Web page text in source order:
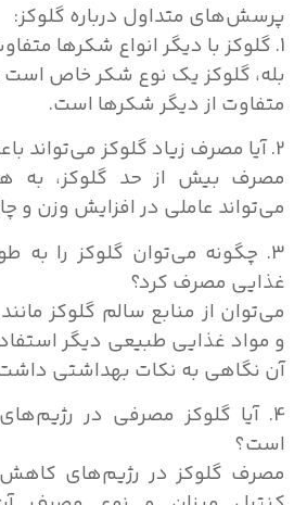
پرسش‌های متداول درباره گلوکز:
1. گلوکز با دیگر انواع شکرها متفاوت است؟
بله، گلوکز یک نوع شکر خاص است
متفاوت از دیگر شکرها است.
2. آیا مصرف زیاد گلوکز می‌تواند باعث چاقی شود؟
مصرف بیش از حد گلوکز، به
می‌تواند عاملی در افزایش وزن و
3. چگونه می‌توان گلوکز را به
غذایی مصرف کرد؟
می‌توان از منابع سالم گلوکز
و مواد غذایی طبیعی دیگر
آن نگاهی به نکات بهداشتی
4. آیا گلوکز مصرفی در
است؟
مصرف گلوکز در رژیم‌های